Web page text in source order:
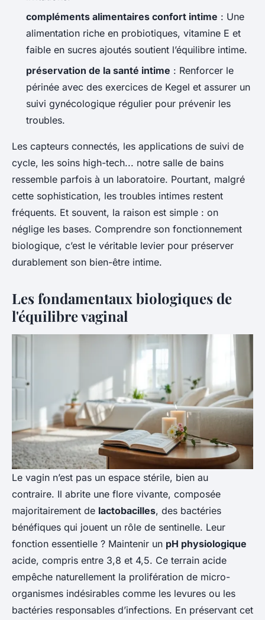
compléments alimentaires confort intime : Une
alimentation riche en probiotiques, vitamine E et
faible en sucres ajoutés soutient l’équilibre intime.
préservation de la santé intime : Renforcer le
périnée avec des exercices de Kegel et assurer un
suivi gynécologique régulier pour prévenir les
troubles.
Les capteurs connectés, les applications de suivi de
cycle, les soins high-tech... notre salle de bains
ressemble parfois à un laboratoire. Pourtant, malgré
cette sophistication, les troubles intimes restent
fréquents. Et souvent, la raison est simple : on
néglige les bases. Comprendre son fonctionnement
biologique, c’est le véritable levier pour préserver
durablement son bien-être intime.
Les fondamentaux biologiques de
l'équilibre vaginal
Le vagin n’est pas un espace stérile, bien au
contraire. Il abrite une flore vivante, composée
majoritairement de lactobacilles, des bactéries
bénéfiques qui jouent un rôle de sentinelle. Leur
fonction essentielle ? Maintenir un pH physiologique
acide, compris entre 3,8 et 4,5. Ce terrain acide
empêche naturellement la prolifération de micro-
organismes indésirables comme les levures ou les
bactéries responsables d’infections. En préservant cet